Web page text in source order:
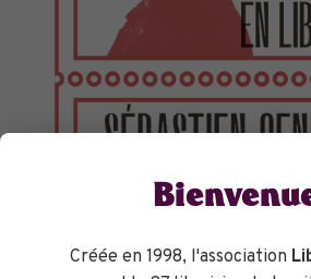
Créée en 1998, l'association